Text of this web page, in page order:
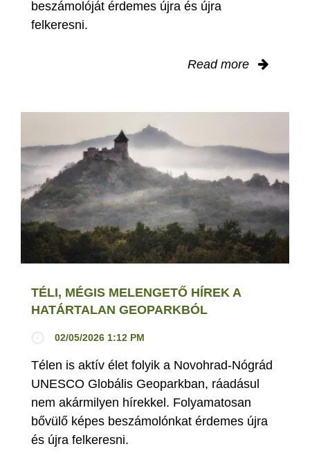
beszámolóját érdemes újra és újra
felkeresni.
Read more
TÉLI, MÉGIS MELENGETŐ HÍREK A
HATÁRTALAN GEOPARKBÓL
02/05/2026 1:12 PM
Télen is aktív élet folyik a Novohrad-Nógrád
UNESCO Globális Geoparkban, ráadásul
nem akármilyen hírekkel. Folyamatosan
bővülő képes beszámolónkat érdemes újra
és újra felkeresni.